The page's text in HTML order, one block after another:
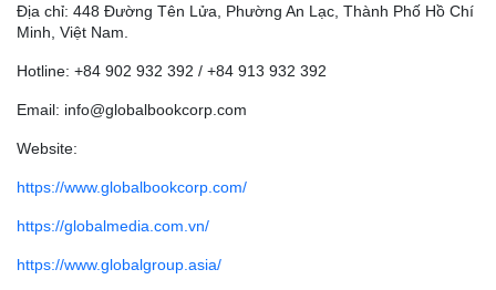
Địa chỉ: 448 Đường Tên Lửa, Phường An Lạc, Thành Phố Hồ Chí
Minh, Việt Nam.
Hotline: +84 902 932 392 / +84 913 932 392
Email: info@globalbookcorp.com
Website:
https://www.globalbookcorp.com/
https://globalmedia.com.vn/
https://www.globalgroup.asia/